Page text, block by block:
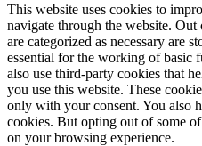
This website uses cookies to
navigate through the website. Out
are categorized as necessary are
essential for the working of basic
also use third-party cookies that
you use this website. These
only with your consent. You also
cookies. But opting out of some
on your browsing experience.